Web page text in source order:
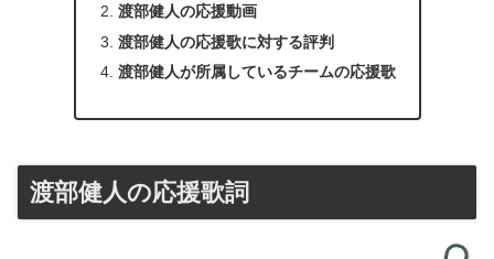
渡部健人の応援動画
渡部健人の応援歌に対する評判
渡部健人が所属しているチームの応援歌
渡部健人の応援歌詞